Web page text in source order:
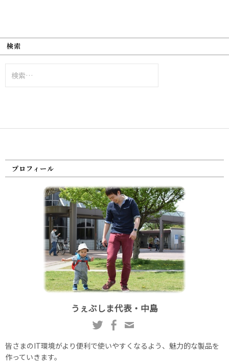
検索
索:
プロフィール
うぇぶしま代表・中島
皆さまのIT環境がより便利で使いやすくなるよう、魅力的な製品を
作っていきます。